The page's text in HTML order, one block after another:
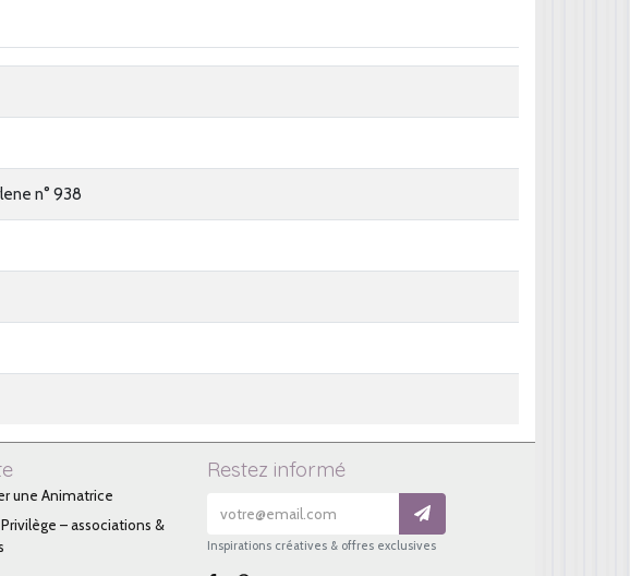
n° 938
une Animatrice
– associations &
Restez informé
Inspirations créatives & offres exclusives